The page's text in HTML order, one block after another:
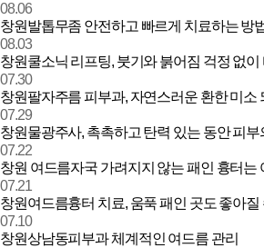
08.06
창원발톱무좀 안전하고 빠르게 치료하는 방
08.03
창원쿨소닉 리프팅, 붓기와 붉어짐 걱정 없
07.30
창원팔자주름 피부과, 자연스러운 환한 미소
07.29
창원물광주사, 촉촉하고 탄력 있는 동안 피부
07.22
창원 여드름자국 가려지지 않는 패인 흉터는
07.21
창원여드름흉터 치료, 움푹 패인 곳도 좋아질
07.10
창원상남동피부과 체계적인 여드름 관리